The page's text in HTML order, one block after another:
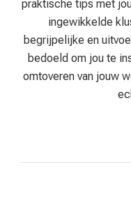
praktische tips met
ingewikkelde
begrijpelijke en
bedoeld om jou te
omtoveren van jouw